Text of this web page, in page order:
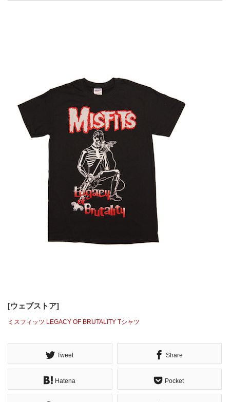
[ウェブストア]
ミスフィッツ LEGACY OF BRUTALITY Tシャツ
Tweet Share
Hatena Pocket